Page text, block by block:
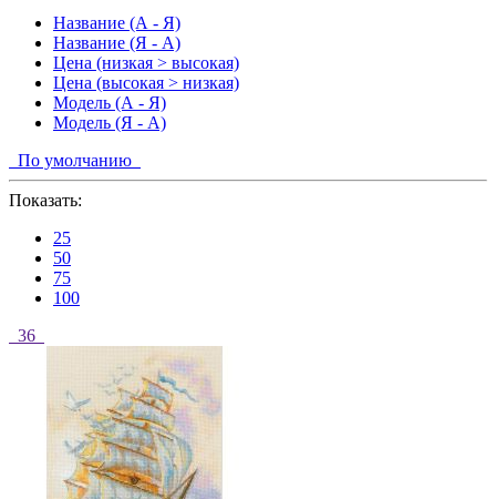
Название (А - Я)
Название (Я - А)
Цена (низкая > высокая)
Цена (высокая > низкая)
Модель (А - Я)
Модель (Я - А)
По умолчанию
Показать:
25
50
75
100
36